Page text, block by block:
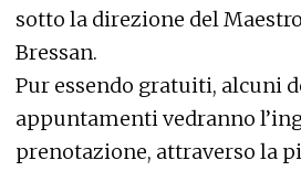
sotto la direzione del
Bressan.
Pur essendo gratuiti, alcuni
appuntamenti vedranno
prenotazione, attraverso la